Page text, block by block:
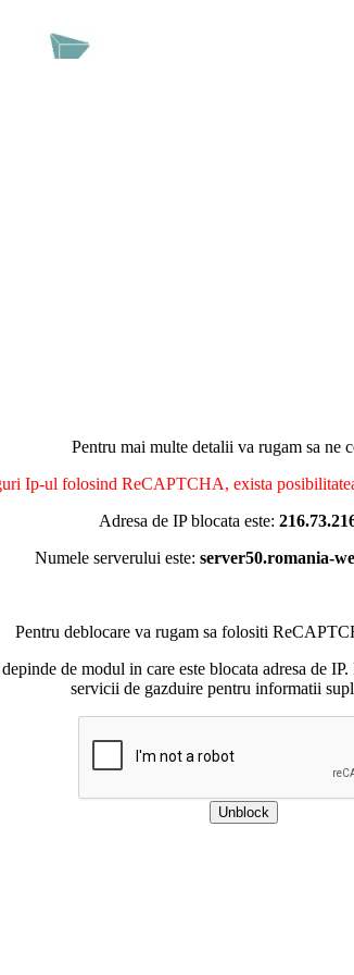
Pentru mai multe detalii va rugam sa ne
Ip-ul folosind ReCAPTCHA, exista
Adresa de IP blocata este:
Numele serverului este: server50.romania-
Pentru deblocare va rugam sa folositi
de modul in care este blocata adresa de
servicii de gazduire pentru informatii